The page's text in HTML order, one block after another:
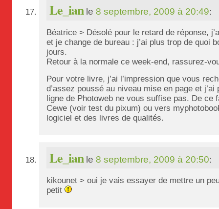
Le_ian le8 septembre, 2009 à 20:49:
Béatrice > Désolé pour le retard de réponse,
et je change de bureau : j’ai plus trop de quoi
jours.
Retour à la normale ce week-end, rassurez-
Pour votre livre, j’ai l’impression que vous
d’assez poussé au niveau mise en page et j’ai
ligne de Photoweb ne vous suffise pas. De ce
Cewe (voir test du pixum) ou vers
logiciel et des livres de qualités.
Le_ian le8 septembre, 2009 à 20:50:
kikounet > oui je vais essayer de mettre un
petit